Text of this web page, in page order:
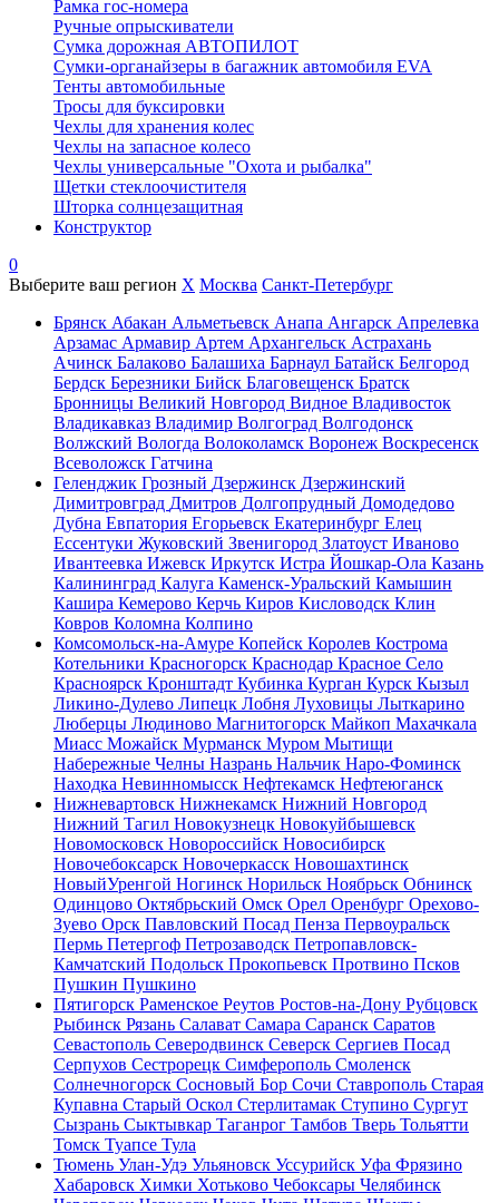
Рамка гос-номера
Ручные опрыскиватели
Сумка дорожная АВТОПИЛОТ
Сумки-органайзеры в багажник автомобиля EVA
Тенты автомобильные
Тросы для буксировки
Чехлы для хранения колес
Чехлы на запасное колесо
Чехлы универсальные "Охота и рыбалка"
Щетки стеклоочистителя
Шторка солнцезащитная
Конструктор
0
Выберите ваш регион X Москва Санкт-Петербург
Брянск Абакан Альметьевск Анапа Ангарск Апрелевка
Арзамас Армавир Артем Архангельск Астрахань
Ачинск Балаково Балашиха Барнаул Батайск Белгород
Бердск Березники Бийск Благовещенск Братск
Бронницы Великий Новгород Видное Владивосток
Владикавказ Владимир Волгоград Волгодонск
Волжский Вологда Волоколамск Воронеж Воскресенск
Всеволожск Гатчина
Геленджик Грозный Дзержинск Дзержинский
Димитровград Дмитров Долгопрудный Домодедово
Дубна Евпатория Егорьевск Екатеринбург Елец
Ессентуки Жуковский Звенигород Златоуст Иваново
Ивантеевка Ижевск Иркутск Истра Йошкар-Ола Казань
Калининград Калуга Каменск-Уральский Камышин
Кашира Кемерово Керчь Киров Кисловодск Клин
Ковров Коломна Колпино
Комсомольск-на-Амуре Копейск Королев Кострома
Котельники Красногорск Краснодар Красное Село
Красноярск Кронштадт Кубинка Курган Курск Кызыл
Ликино-Дулево Липецк Лобня Луховицы Лыткарино
Люберцы Людиново Магнитогорск Майкоп Махачкала
Миасс Можайск Мурманск Муром Мытищи
Набережные Челны Назрань Нальчик Наро-Фоминск
Находка Невинномысск Нефтекамск Нефтеюганск
Нижневартовск Нижнекамск Нижний Новгород
Нижний Тагил Новокузнецк Новокуйбышевск
Новомосковск Новороссийск Новосибирск
Новочебоксарск Новочеркасск Новошахтинск
НовыйУренгой Ногинск Норильск Ноябрьск Обнинск
Одинцово Октябрьский Омск Орел Оренбург Орехово-
Зуево Орск Павловский Посад Пенза Первоуральск
Пермь Петергоф Петрозаводск Петропавловск-
Камчатский Подольск Прокопьевск Протвино Псков
Пушкин Пушкино
Пятигорск Раменское Реутов Ростов-на-Дону Рубцовск
Рыбинск Рязань Салават Самара Саранск Саратов
Севастополь Северодвинск Северск Сергиев Посад
Серпухов Сестрорецк Симферополь Смоленск
Солнечногорск Сосновый Бор Сочи Ставрополь Старая
Купавна Старый Оскол Стерлитамак Ступино Сургут
Сызрань Сыктывкар Таганрог Тамбов Тверь Тольятти
Томск Туапсе Тула
Тюмень Улан-Удэ Ульяновск Уссурийск Уфа Фрязино
Хабаровск Химки Хотьково Чебоксары Челябинск